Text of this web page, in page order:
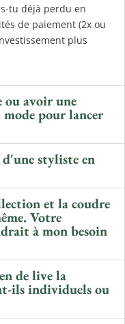
tu déjà perdu en
de paiement (2x ou
plus
avoir une
mode pour lancer
d'une styliste en
et la coudre
Votre
à mon besoin
de live la
ils individuels ou